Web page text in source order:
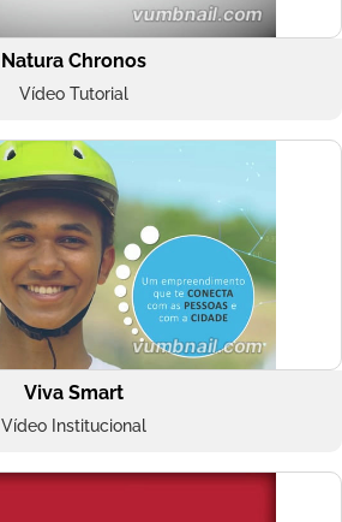
Natura Chronos
Vídeo Tutorial
Viva Smart
Vídeo Institucional